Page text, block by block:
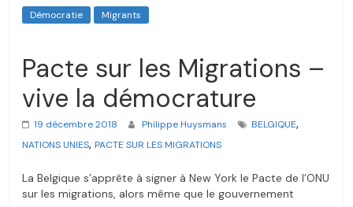
Démocratie Migrants
Pacte sur les Migrations –
vive la démocrature
19 décembre 2018 Philippe Huysmans BELGIQUE,
NATIONS UNIES,PACTE SUR LES MIGRATIONS
La Belgique s’apprête à signer à New York le Pacte de l’ONU
sur les migrations, alors même que le gouvernement